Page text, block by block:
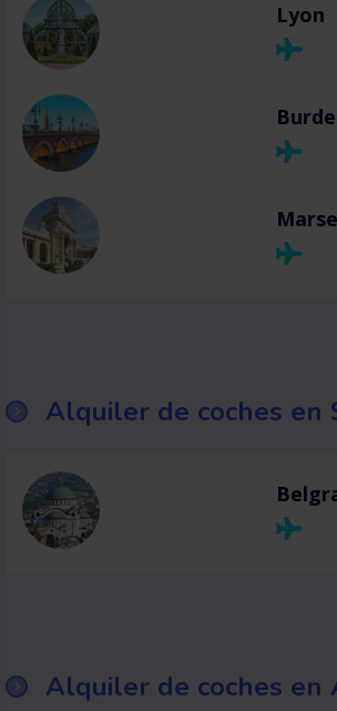
Lyon
Alquiler de coches en
Alquiler de coches en